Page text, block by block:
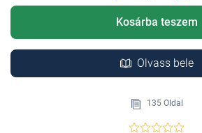
Kosárba teszem
Olvass bele
135 Oldal